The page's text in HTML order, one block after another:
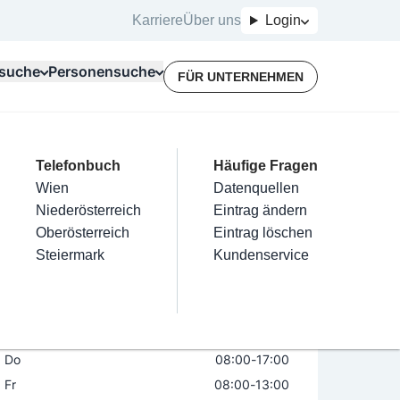
KarriereÜber uns Login
Kategorien
Friseur
Nägel
Haarentfernung
Make-Up
Für Unternehmer
Terminbuchung
Kostenlose Beratung
Top Branchen
Elektriker
Installateure
Maler & Lackierer
Branchen A-Z
Mein Firmeneintrag
Eintrag hinzufügen
Eintrag beanspruchen
Eintrag verwalten
Eintrag bewerben
Personensuche
Telefonbuch
Wien
Niederösterreich
Oberösterreich
Steiermark
Häufige Fragen
Datenquellen
Eintrag ändern
Eintrag löschen
Kundenservice
FÜR UNTERNEHMEN
gmbh
Öffnungszeiten
Do
08:00-17:00
Fr
08:00-13:00